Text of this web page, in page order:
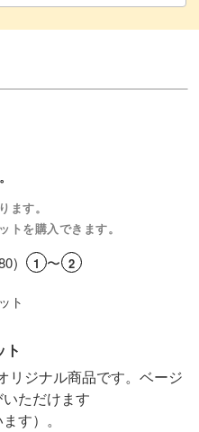
ます。
トを購入できます。
1 〜 2
リジナル商品です。ベージ
ただけます
す）。